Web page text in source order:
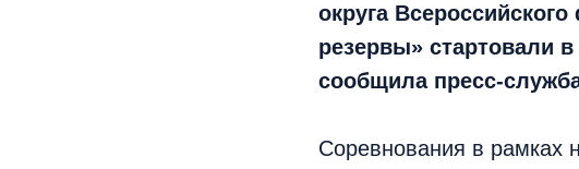
округа
резервы» стартовали
сообщила пресс-
Соревнования в рамках